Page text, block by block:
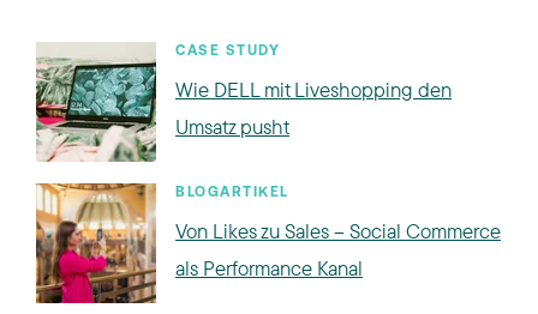
CASE STUDY
Wie DELL mit Liveshopping den
Umsatz pusht
BLOGARTIKEL
Von Likes zu Sales – Social Commerce
als Performance Kanal